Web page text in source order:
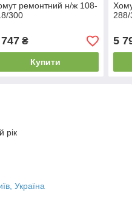
ремонтний н/ж 108-
300
₴
Купити
5
рік
Україна